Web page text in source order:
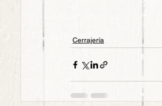
Cerrajería